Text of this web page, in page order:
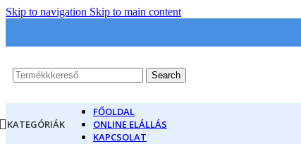
Skip to navigation Skip to main content
Search
KATEGÓRIÁK
FŐOLDAL
ONLINE ELÁLLÁS
KAPCSOLAT